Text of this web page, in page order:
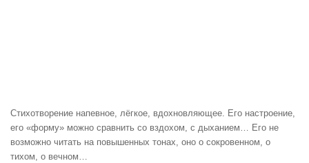
Стихотворение напевное, лёгкое, вдохновляющее. Его настроение,
его «форму» можно сравнить со вздохом, с дыханием… Его не
возможно читать на повышенных тонах, оно о сокровенном, о
тихом, о вечном…